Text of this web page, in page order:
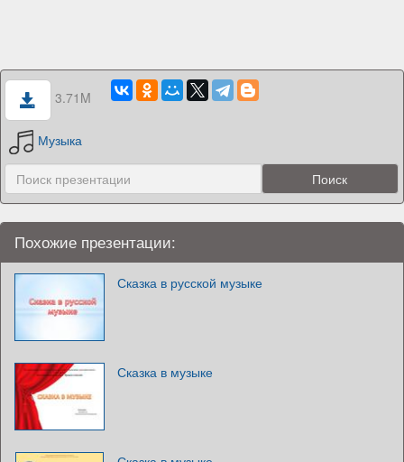
3.71M
Музыка
Похожие презентации:
Сказка в русской музыке
Сказка в музыке